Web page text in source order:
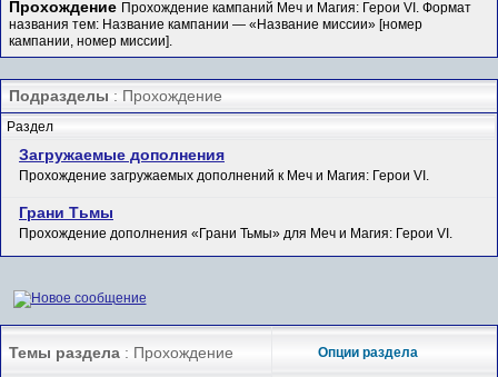
Прохождение Прохождение кампаний Меч и Магия: Герои VI. Формат
названия тем: Название кампании — «Название миссии» [номер
кампании, номер миссии].
Подразделы : Прохождение
Раздел
Загружаемые дополнения
Прохождение загружаемых дополнений к Меч и Магия: Герои VI.
Грани Тьмы
Прохождение дополнения «Грани Тьмы» для Меч и Магия: Герои VI.
Темы раздела : Прохождение Опции раздела